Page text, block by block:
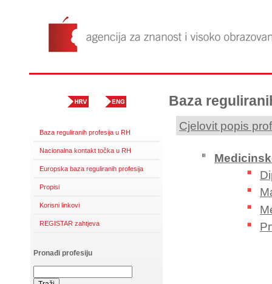
Baza reguliranih profesija u RH
Nacionalna kontakt točka u RH
Europska baza reguliranih profesija
Propisi
Korisni linkovi
REGISTAR zahtjeva
Pronađi profesiju
Baza
Cjelovit popis